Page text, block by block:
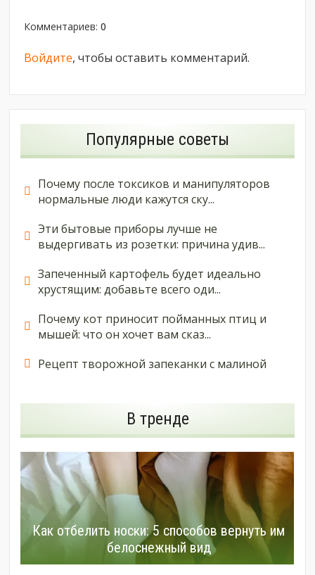
Комментариев:0
Войдите, чтобы оставить комментарий.
Популярные советы
Почему после токсиков и манипуляторов
нормальные люди кажутся ску...
Эти бытовые приборы лучше не
выдергивать из розетки: причина удив...
Запеченный картофель будет идеально
хрустящим: добавьте всего оди...
Почему кот приносит пойманных птиц и
мышей: что он хочет вам сказ...
Рецепт творожной запеканки с малиной
В тренде
Как отбелить носки: 5 способов вернуть им
белоснежный вид